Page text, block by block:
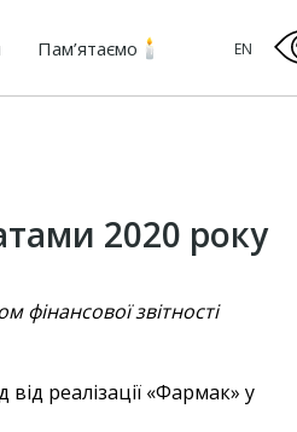
Пам’ятаємо EN
2020 року
фінансової звітності
реалізації «Фармак» у